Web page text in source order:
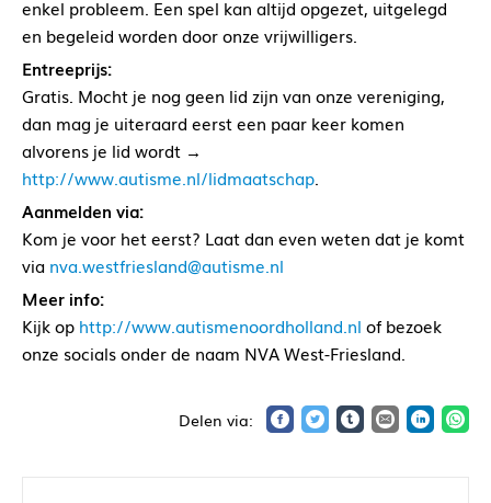
enkel probleem. Een spel kan altijd opgezet, uitgelegd
en begeleid worden door onze vrijwilligers.
Entreeprijs:
Gratis. Mocht je nog geen lid zijn van onze vereniging,
dan mag je uiteraard eerst een paar keer komen
alvorens je lid wordt →
http://www.autisme.nl/lidmaatschap.
Aanmelden via:
Kom je voor het eerst? Laat dan even weten dat je komt
via nva.westfriesland@autisme.nl
Meer info:
Kijk op http://www.autismenoordholland.nl of bezoek
onze socials onder de naam NVA West-Friesland.